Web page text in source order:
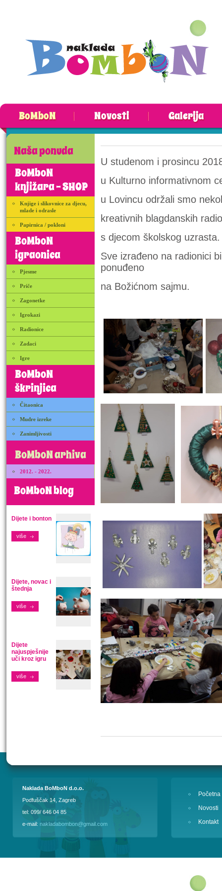
BoMboN Novosti Galerija
Naša ponuda
BoMboN
knjižara - SHOP
Knjige i slikovnice za djecu,
mlade i odrasle
Papirnica / pokloni
BoMboN
igraonica
Pjesme
Priče
Zagonetke
Igrokazi
Radionice
Zadaci
Igre
BoMboN
škrinjica
Čitaonica
Mudre izreke
Zanimljivosti
BoMboN arhiva
2012. - 2022.
BoMboN blog
Dijete i bonton
više
Dijete, novac i
štednja
više
Dijete
najuspješnije
uči kroz igru
više
U studenom i prosincu
u Kulturno informativnom
u Lovincu održali smo
kreativnih blagdanskih
s djecom školskog uzrasta.
Sve izrađeno na radionici
ponuđeno
na Božićnom sajmu.
Naklada BoMboN d.o.o.
Podfuščak 14, Zagreb
tel: 099/ 646 04 85
e-mail: nakladabombon@gmail.com
Početna
Novosti
Kontakt